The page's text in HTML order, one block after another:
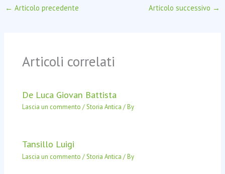
← Articolo precedente Articolo successivo →
Articoli correlati
De Luca Giovan Battista
Lascia un commento /Storia Antica / By
Tansillo Luigi
Lascia un commento /Storia Antica / By